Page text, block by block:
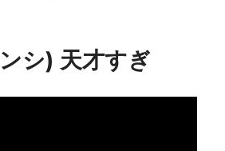
とシ) 天才すぎ